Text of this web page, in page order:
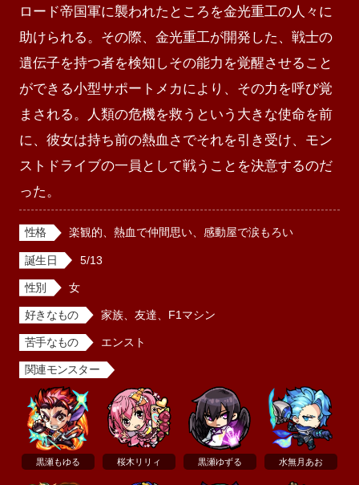
ロード帝国軍に襲われたところを金光重工の人々に
助けられる。その際、金光重工が開発した、戦士の
遺伝子を持つ者を検知しその能力を覚醒させること
ができる小型サポートメカにより、その力を呼び覚
まされる。人類の危機を救うという大きな使命を前
に、彼女は持ち前の熱血さでそれを引き受け、モン
ストドライブの一員として戦うことを決意するのだ
った。
性格 楽観的、熱血で仲間思い、感動屋で涙もろい
誕生日 5/13
性別 女
好きなもの 家族、友達、F1マシン
苦手なもの エンスト
関連モンスター
黒瀬もゆる 桜木リリィ 黒瀬ゆずる 水無月あお